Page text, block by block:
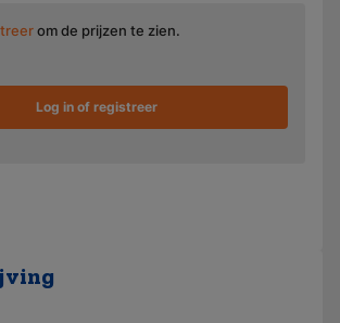
om de prijzen te zien.
Log in of registreer